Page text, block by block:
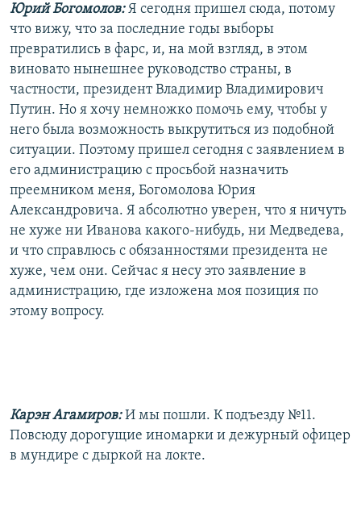
Юрий Богомолов:Я сегодня пришел сюда, потому
что вижу, что за последние годы выборы
превратились в фарс, и, на мой взгляд, в этом
виновато нынешнее руководство страны, в
частности, президент Владимир Владимирович
Путин. Но я хочу немножко помочь ему, чтобы у
него была возможность выкрутиться из подобной
ситуации. Поэтому пришел сегодня с заявлением в
его администрацию с просьбой назначить
преемником меня, Богомолова Юрия
Александровича. Я абсолютно уверен, что я ничуть
не хуже ни Иванова какого-нибудь, ни Медведева,
и что справлюсь с обязанностями президента не
хуже, чем они. Сейчас я несу это заявление в
администрацию, где изложена моя позиция по
этому вопросу.
Карэн Агамиров:И мы пошли. К подъезду №11.
Повсюду дорогущие иномарки и дежурный офицер
в мундире с дыркой на локте.